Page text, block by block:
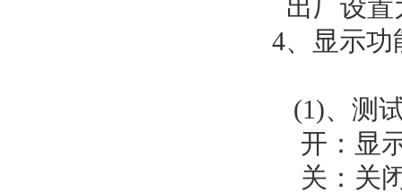
出厂设置
4、显示功
(1)、测
开：显
关：关